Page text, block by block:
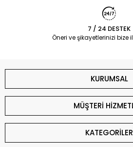
7 / 24 DESTEK
Öneri ve şikayetlerinizi bize
KURUMSAL
MÜŞTERİ
KATEGORİLER